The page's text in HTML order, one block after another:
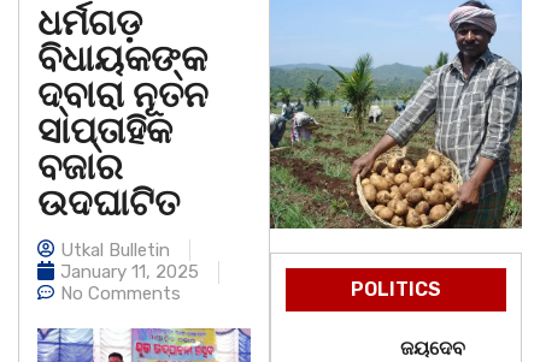
ଧର୍ମଗଡ଼
ବିଧାୟକଙ୍କ
ଦ୍ବାରା ନୂତନ
ସାପ୍ତାହିକ
ବଜାର
ଉଦଘାଟିତ
Utkal Bulletin
January 11, 2025
No Comments
POLITICS
ଜୟଦେବ